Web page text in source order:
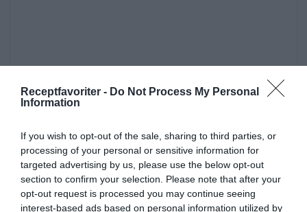
Receptfavoriter - Do Not Process My Personal
Information
If you wish to opt-out of the sale, sharing to third parties, or
processing of your personal or sensitive information for
targeted advertising by us, please use the below opt-out
section to confirm your selection. Please note that after your
opt-out request is processed you may continue seeing
interest-based ads based on personal information utilized by